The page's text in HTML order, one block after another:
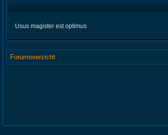
Usus magister est optimus
Forumoverzicht